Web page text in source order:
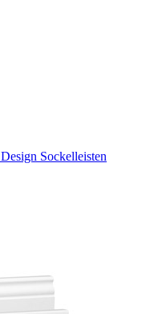
Design Sockelleisten